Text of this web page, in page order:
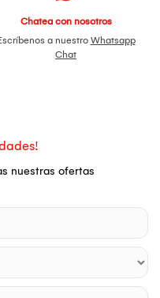
Chatea con nosotros
a nuestro Whatsapp
Chat
nuestras ofertas